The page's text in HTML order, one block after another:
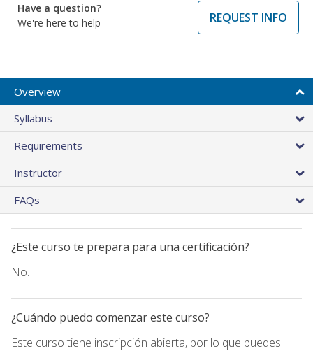
Have a question?
We're here to help
REQUEST INFO
Overview
Syllabus
Requirements
Instructor
FAQs
¿Este curso te prepara para una certificación?
No.
¿Cuándo puedo comenzar este curso?
Este curso tiene inscripción abierta, por lo que puedes